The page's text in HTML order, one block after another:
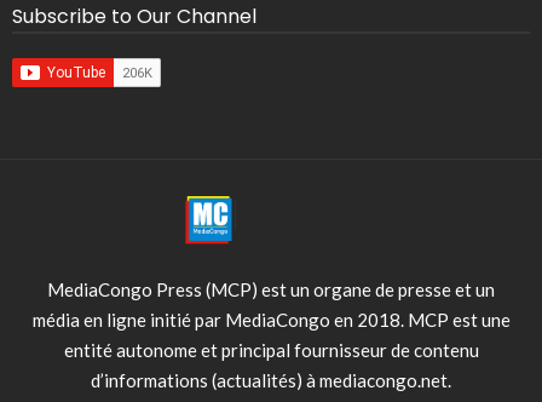
Subscribe to Our Channel
MediaCongo Press (MCP) est un organe de presse et un
média en ligne initié par MediaCongo en 2018. MCP est une
entité autonome et principal fournisseur de contenu
d’informations (actualités) à mediacongo.net.